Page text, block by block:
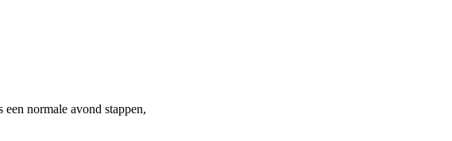
normale avond stappen,